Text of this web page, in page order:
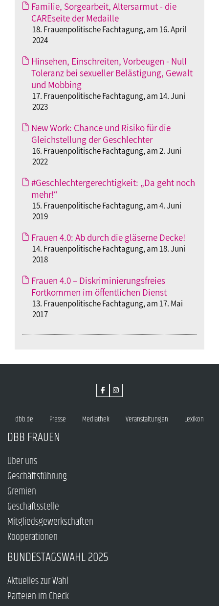
Familie, Sorgearbeit, Altersarmut - die
CAREseite der Medaille
18. Frauenpolitische Fachtagung, am 16. April
2024
Hinsehen, Einschreiten, Vorbeugen - Null
Toleranz bei sexueller Belästigung, Gewalt
und Mobbing
17. Frauenpolitische Fachtagung, am 14. Juni
2023
New Work: Chance und Risiko für die
Gleichstellung der Geschlechter
16. Frauenpolitische Fachtagung, am 2. Juni
2022
#Geschlechtergerechtigkeit: „Da geht noch
mehr!“
15. Frauenpolitische Fachtagung, am 4. Juni
2019
Frauen 4.0: Ab durch die gläserne Decke!
14. Frauenpolitische Fachtagung, am 18. Juni
2018
Frauen 4.0 – Diskriminierungsfreies
Fortkommen im öffentlichen Dienst
13. Frauenpolitische Fachtagung, am 17. Mai
2017
dbb.de Presse Mediathek Veranstaltungen Lexikon
DBB FRAUEN
Über uns
Geschäftsführung
Gremien
Geschäftsstelle
Mitgliedsgewerkschaften
Kooperationen
BUNDESTAGSWAHL 2025
Aktuelles zur Wahl
Parteien im Check